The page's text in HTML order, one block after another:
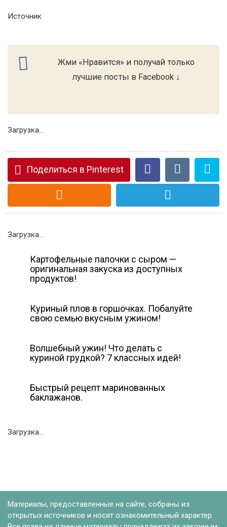
Источник
Жми «Нравится» и получай только
лучшие посты в Facebook ↓
Загрузка...
Поделиться в Pinterest
Загрузка...
Картофельные палочки с сыром —
оригинальная закуска из доступных
продуктов!
Куриный плов в горшочках. Побалуйте
свою семью вкусным ужином!
Волшебный ужин! Что делать с
куриной грудкой? 7 классных идей!
Быстрый рецепт маринованных
баклажанов.
Загрузка...
Материалы, предоставленные на сайте, собраны из
открытых источников и носят ознакомительный характер.